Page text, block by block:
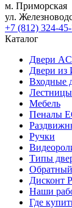
м. Приморская
ул.
+7 (812) 324-
Каталог
Двери
Двери из
Входные
Лестницы
Мебель
Пеналы
Ручки
Типы
Дисконт
Наши
Где